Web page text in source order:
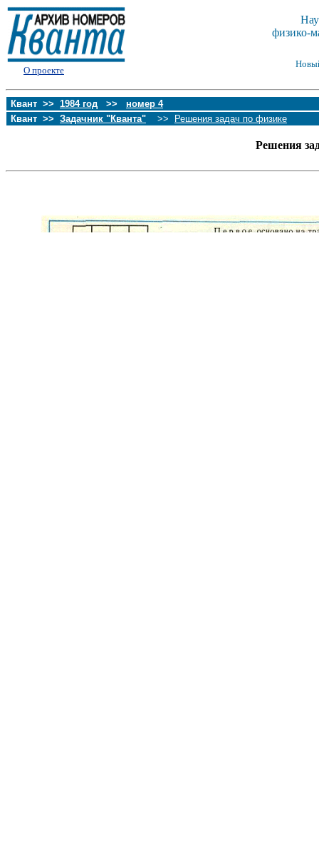
О проекте
физико-
Квант >> 1984 год >> номер 4
Квант >> Задачник "Кванта" >> Решения задач по физике
Решения